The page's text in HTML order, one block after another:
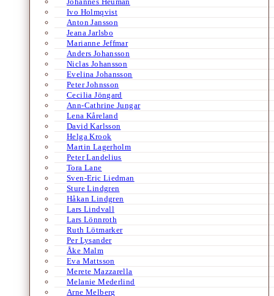
Ivo Holmqvist
Anton Jansson
Jeana Jarlsbo
Marianne Jeffmar
Anders Johansson
Niclas Johansson
Evelina Johansson
Peter Johnsson
Cecilia Jöngard
Ann-Cathrine Jungar
Lena Kåreland
David Karlsson
Helga Krook
Martin Lagerholm
Peter Landelius
Tora Lane
Sven-Eric Liedman
Sture Lindgren
Håkan Lindgren
Lars Lindvall
Lars Lönnroth
Ruth Lötmarker
Per Lysander
Åke Malm
Eva Mattsson
Merete Mazzarella
Melanie Mederlind
Arne Melberg